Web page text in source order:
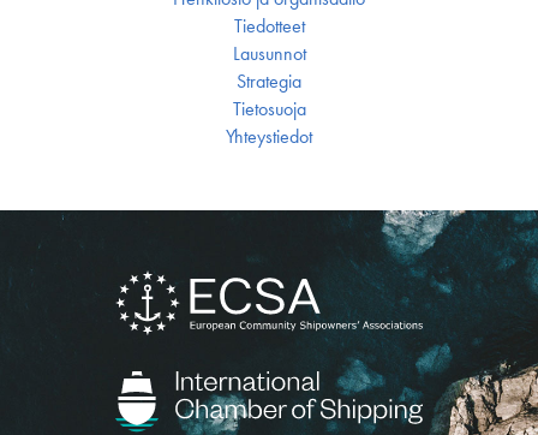
Tiedotteet
Lausunnot
Strategia
Tietosuoja
Yhteystiedot